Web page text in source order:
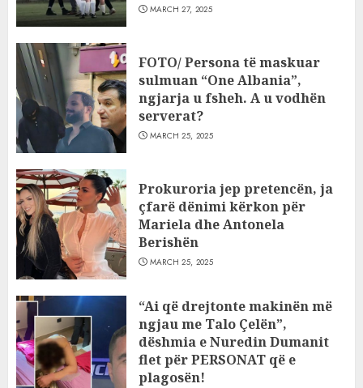
MARCH 27, 2025
FOTO/ Persona të maskuar
sulmuan “One Albania”,
ngjarja u fsheh. A u vodhën
serverat?
MARCH 25, 2025
Prokuroria jep pretencën, ja
çfarë dënimi kërkon për
Mariela dhe Antonela
Berishën
MARCH 25, 2025
“Ai që drejtonte makinën më
ngjau me Talo Çelën”,
dëshmia e Nuredin Dumanit
flet për PERSONAT që e
plagosën!